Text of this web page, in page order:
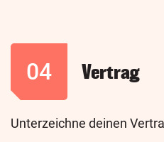
04 Vertrag
Unterzeichne deinen